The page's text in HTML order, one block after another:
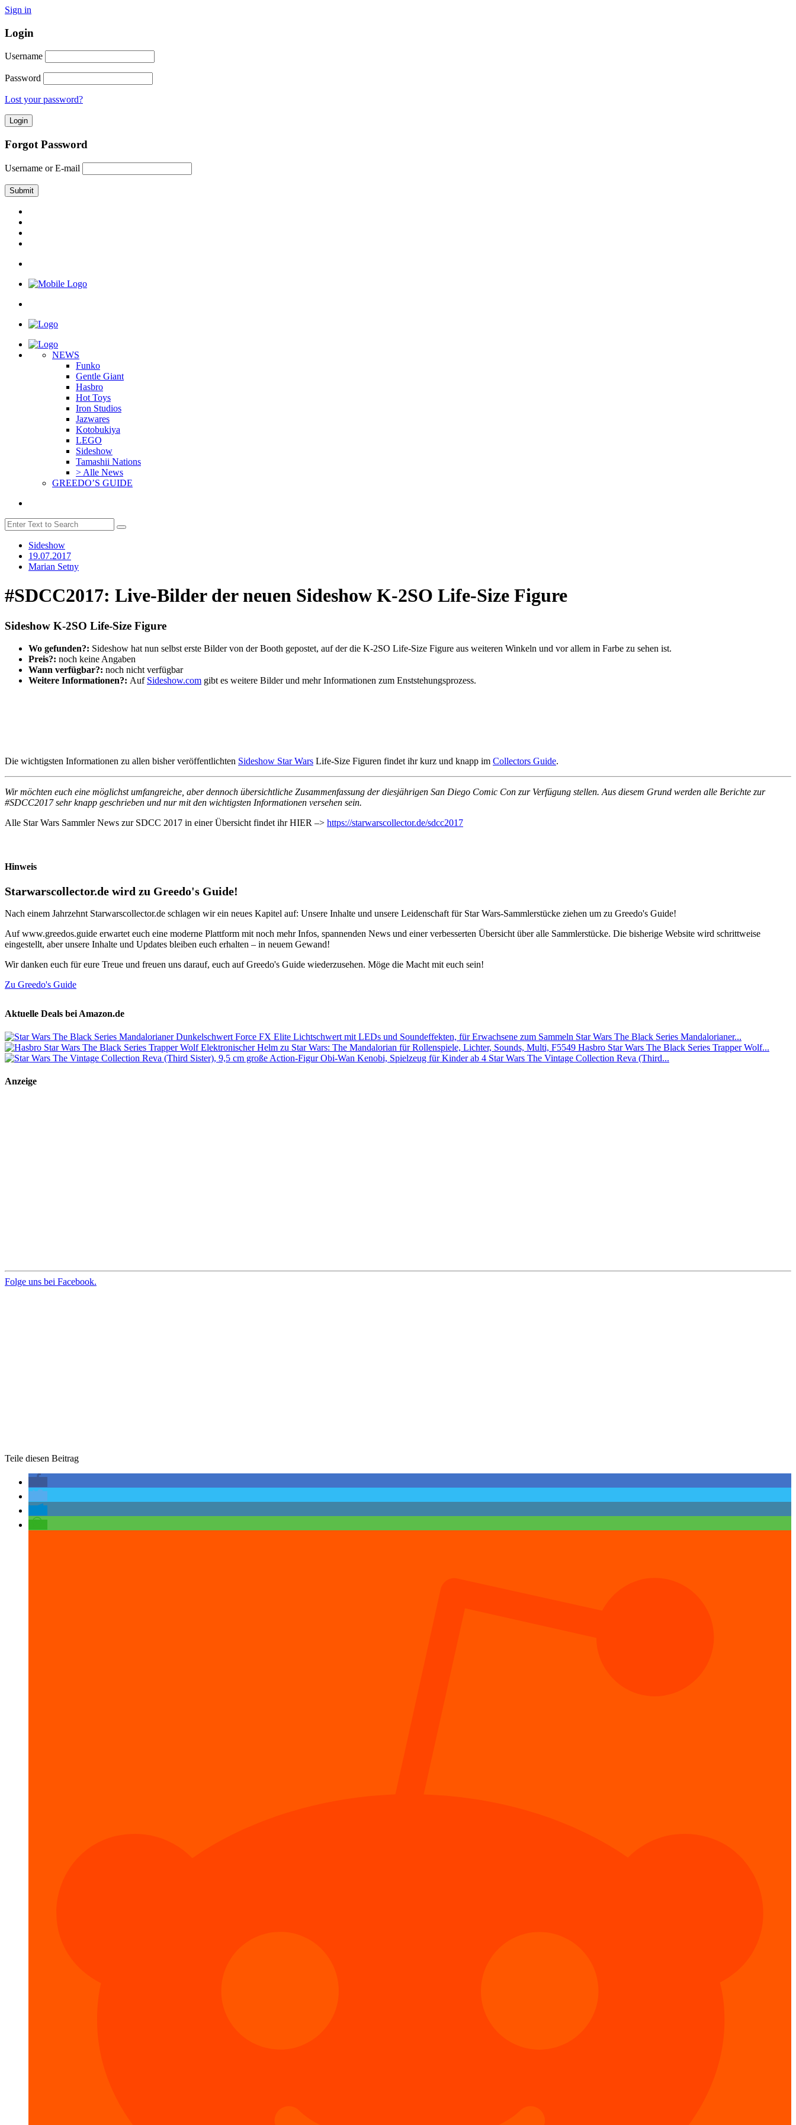
Sign in
Login
Username
Password
Lost your password?
Forgot Password
Username or E-mail
NEWS
Funko
Gentle Giant
Hasbro
Hot Toys
Iron Studios
Jazwares
Kotobukiya
LEGO
Sideshow
Tamashii Nations
> Alle News
GREEDO’S GUIDE
Sideshow
19.07.2017
Marian Setny
#SDCC2017: Live-Bilder der neuen Sideshow K-2SO Life-Size Figure
Sideshow K-2SO Life-Size Figure
Wo gefunden?: Sideshow hat nun selbst erste Bilder von der Booth gepostet, auf der die K-2SO Life-Size Figure aus weiteren Winkeln und vor allem in Farbe zu sehen ist.
Preis?: noch keine Angaben
Wann verfügbar?: noch nicht verfügbar
Weitere Informationen?: Auf Sideshow.com gibt es weitere Bilder und mehr Informationen zum Enststehungsprozess.
Die wichtigsten Informationen zu allen bisher veröffentlichten Sideshow Star Wars Life-Size Figuren findet ihr kurz und knapp im Collectors Guide.
Wir möchten euch eine möglichst umfangreiche, aber dennoch übersichtliche Zusammenfassung der diesjährigen San Diego Comic Con zur Verfügung stellen. Aus diesem Grund werden alle Berichte zur
#SDCC2017 sehr knapp geschrieben und nur mit den wichtigsten Informationen versehen sein.
Alle Star Wars Sammler News zur SDCC 2017 in einer Übersicht findet ihr HIER –> https://starwarscollector.de/sdcc2017
Hinweis
Starwarscollector.de wird zu Greedo's Guide!
Nach einem Jahrzehnt Starwarscollector.de schlagen wir ein neues Kapitel auf: Unsere Inhalte und unsere Leidenschaft für Star Wars-Sammlerstücke ziehen um zu Greedo's Guide!
Auf www.greedos.guide erwartet euch eine moderne Plattform mit noch mehr Infos, spannenden News und einer verbesserten Übersicht über alle Sammlerstücke. Die bisherige Website wird schrittweise
eingestellt, aber unsere Inhalte und Updates bleiben euch erhalten – in neuem Gewand!
Wir danken euch für eure Treue und freuen uns darauf, euch auf Greedo's Guide wiederzusehen. Möge die Macht mit euch sein!
Zu Greedo's Guide
Aktuelle Deals bei Amazon.de
Star Wars The Black Series Mandalorianer...
Hasbro Star Wars The Black Series Trapper Wolf...
Star Wars The Vintage Collection Reva (Third...
Anzeige
Folge uns bei Facebook.
Teile diesen Beitrag